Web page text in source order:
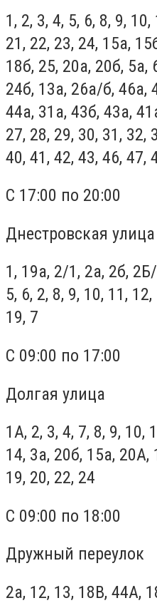
1, 2, 3, 4, 5, 6, 8, 9,
21, 22, 23, 24, 15а,
18б, 25, 20а, 20б, 5а,
24б, 13а, 26а/б, 46а,
44а, 31а, 43б, 43а,
27, 28, 29, 30, 31, 32,
40, 41, 42, 43, 46, 47,
С 17:00 по 20:00
Днестровская улица
1, 19а, 2/1, 2а, 2б,
5, 6, 2, 8, 9, 10, 11,
19, 7
С 09:00 по 17:00
Долгая улица
1А, 2, 3, 4, 7, 8, 9, 10,
14, 3а, 20б, 15а, 20А,
19, 20, 22, 24
С 09:00 по 18:00
Дружный переулок
2а, 12, 13, 18В, 44А,